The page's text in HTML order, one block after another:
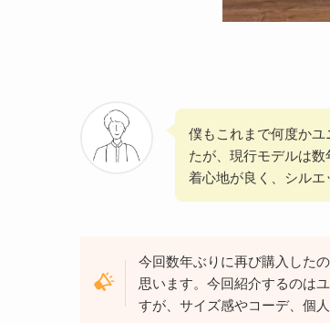
僕もこれまで何度か
たが、現行モデルは
着心地が良く、シルエ
今回数年ぶりに再び購入した
思います。今回紹介するのは
すが、サイズ感やコーデ、個